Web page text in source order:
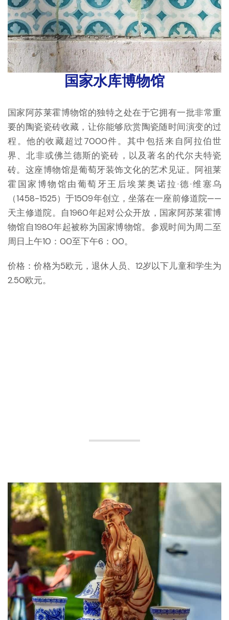
国家水库博物馆
国家阿苏莱霍博物馆的独特之处在于它拥有一批非常重
要的陶瓷瓷砖收藏，让你能够欣赏陶瓷随时间演变的过
程。他的收藏超过7000件。其中包括来自阿拉伯世
界、北非或佛兰德斯的瓷砖，以及著名的代尔夫特瓷
砖。这座博物馆是葡萄牙装饰文化的艺术见证。阿祖莱
霍国家博物馆由葡萄牙王后埃莱奥诺拉·德·维塞乌
（1458-1525）于1509年创立，坐落在一座前修道院——
天主修道院。自1960年起对公众开放，国家阿苏莱霍博
物馆自1980年起被称为国家博物馆。参观时间为周二至
周日上午10：00至下午6：00。
价格：价格为5欧元，退休人员、12岁以下儿童和学生为
2.50欧元。